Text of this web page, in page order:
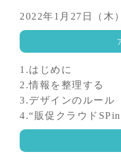
2022年1月27日（木
1.はじめに
2.情報を整理する
3.デザインのルール
4.“販促クラウド